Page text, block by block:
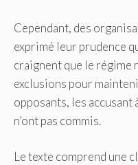
Cependant, des
exprimé leur prudence
craignent que le
exclusions pour
opposants, les accusant
n’ont pas commis.
Le texte comprend une